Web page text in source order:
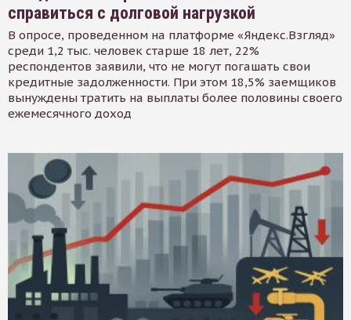
справиться с долговой нагрузкой
В опросе, проведенном на платформе «Яндекс.Взгляд»
среди 1,2 тыс. человек старше 18 лет, 22%
респондентов заявили, что не могут погашать свои
кредитные задолженности. При этом 18,5% заемщиков
вынуждены тратить на выплаты более половины своего
ежемесячного доход